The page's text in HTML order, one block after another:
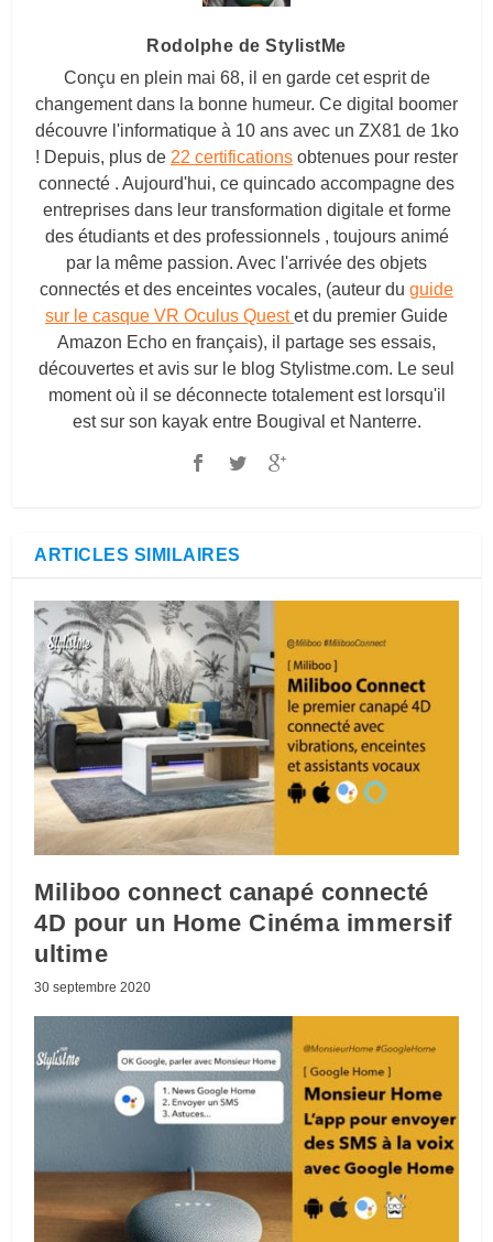
Rodolphe de StylistMe
Conçu en plein mai 68, il en garde cet esprit de
changement dans la bonne humeur. Ce digital boomer
découvre l'informatique à 10 ans avec un ZX81 de 1ko
! Depuis, plus de 22 certifications obtenues pour rester
connecté . Aujourd'hui, ce quincado accompagne des
entreprises dans leur transformation digitale et forme
des étudiants et des professionnels , toujours animé
par la même passion. Avec l'arrivée des objets
connectés et des enceintes vocales, (auteur du guide
sur le casque VR Oculus Questet du premier Guide
Amazon Echo en français), il partage ses essais,
découvertes et avis sur le blog Stylistme.com. Le seul
moment où il se déconnecte totalement est lorsqu'il
est sur son kayak entre Bougival et Nanterre.
ARTICLES SIMILAIRES
Miliboo connect canapé connecté
4D pour un Home Cinéma immersif
ultime
30 septembre 2020